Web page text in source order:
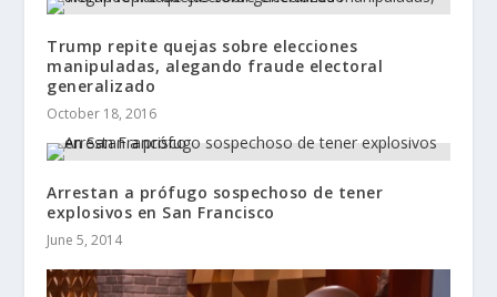
Trump repite quejas sobre elecciones
manipuladas, alegando fraude electoral
generalizado
October 18, 2016
Arrestan a prófugo sospechoso de tener
explosivos en San Francisco
June 5, 2014